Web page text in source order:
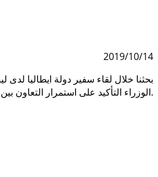
2019/10/14
بحثنا خلال لقاء سفير دولة ايطاليا
الوزراء التأكيد على استمرار التعاون بينالصديقين في عديد المجالات، وتعزيزه بما يحقق الاستقرار والتنمية.